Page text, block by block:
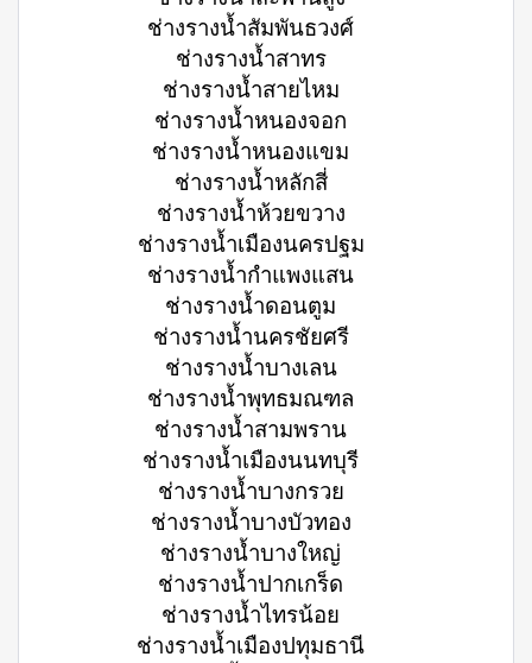
ช่างรางน้ำสัมพันธวงศ์
ช่างรางน้ำสาทร
ช่างรางน้ำสายไหม
ช่างรางน้ำหนองจอก
ช่างรางน้ำหนองแขม
ช่างรางน้ำหลักสี่
ช่างรางน้ำห้วยขวาง
ช่างรางน้ำเมืองนครปฐม
ช่างรางน้ำกำแพงแสน
ช่างรางน้ำดอนตูม
ช่างรางน้ำนครชัยศรี
ช่างรางน้ำบางเลน
ช่างรางน้ำพุทธมณฑล
ช่างรางน้ำสามพราน
ช่างรางน้ำเมืองนนทบุรี
ช่างรางน้ำบางกรวย
ช่างรางน้ำบางบัวทอง
ช่างรางน้ำบางใหญ่
ช่างรางน้ำปากเกร็ด
ช่างรางน้ำไทรน้อย
ช่างรางน้ำเมืองปทุมธานี